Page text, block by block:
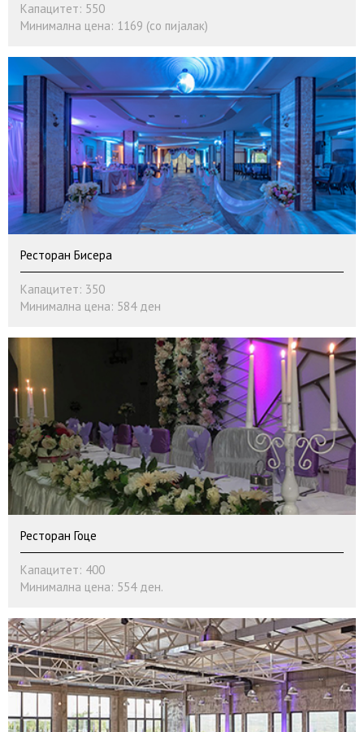
Капацитет: 550
Минимална цена: 1169 (со пијалак)
Ресторан Бисера
Капацитет: 350
Минимална цена: 584 ден
Ресторан Гоце
Капацитет: 400
Минимална цена: 554 ден.